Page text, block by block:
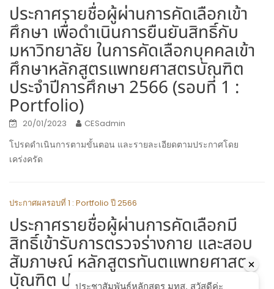
ประกาศรายชื่อผู้ผ่านการคัดเลือกเข้า
ศึกษา เพื่อดำเนินการยืนยันสิทธิ์กับ
มหาวิทยาลัย ในการคัดเลือกบุคคลเข้า
ศึกษาหลักสูตรแพทยศาสตรบัณฑิต
ประจำปีการศึกษา 2566 (รอบที่ 1 :
Portfolio)
20/01/2023 CESadmin
โปรดดำเนินการตามขั้นตอน และรายละเอียดตามประกาศโดย
เคร่งครัด
ประกาศผลรอบที่ 1 : Portfolio ปี 2566
ประกาศรายชื่อผู้ผ่านการคัดเลือกมี
สิทธิ์เข้ารับการตรวจร่างกาย และสอบ
สัมภาษณ์ หลักสูตรทันตแพทยศาสตร
บัณฑิต ประจำปีการศึกษา 2566 รอบ